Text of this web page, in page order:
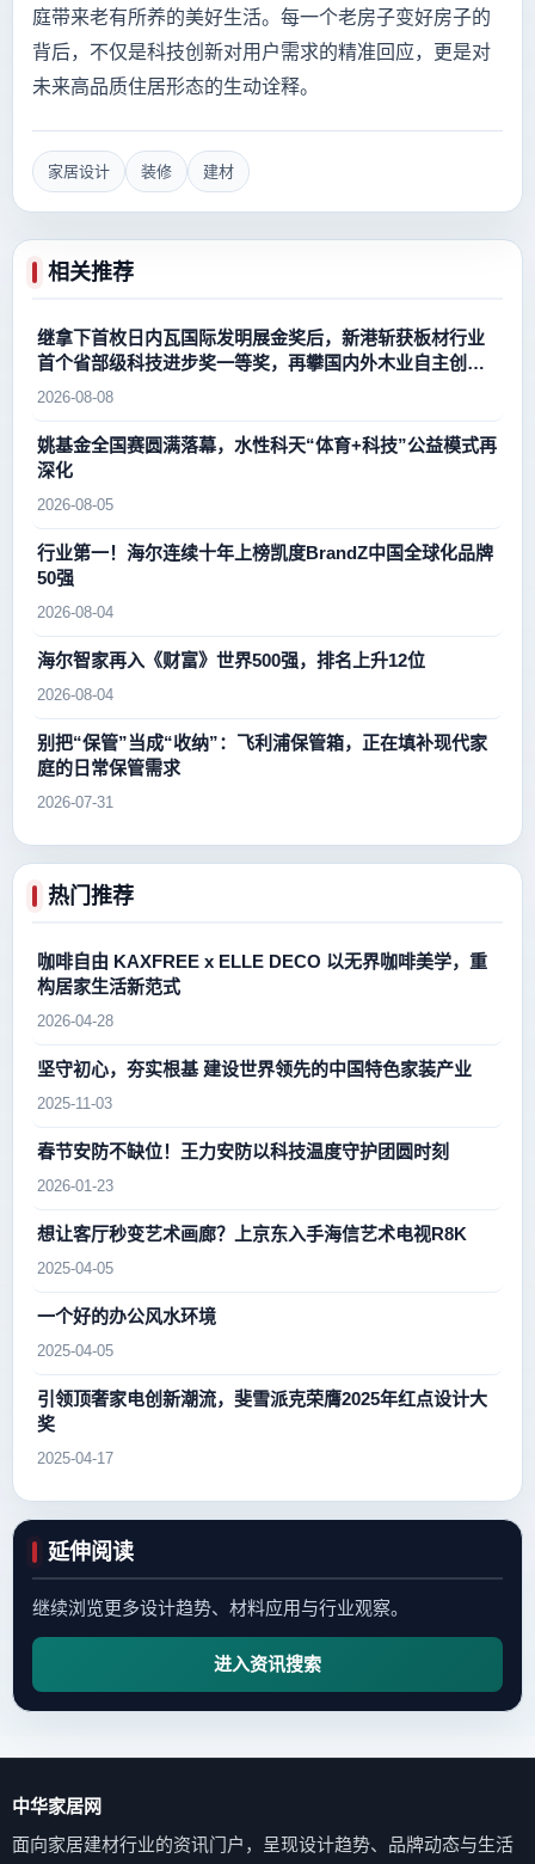
庭带来老有所养的美好生活。每一个老房子变好房子的
背后，不仅是科技创新对用户需求的精准回应，更是对
未来高品质住居形态的生动诠释。
家居设计 装修 建材
相关推荐
继拿下首枚日内瓦国际发明展金奖后，新港斩获板材行业
首个省部级科技进步奖一等奖，再攀国内外木业自主创新
新高峰
2026-08-08
姚基金全国赛圆满落幕，水性科天“体育+科技”公益模式再
深化
2026-08-05
行业第一！海尔连续十年上榜凯度BrandZ中国全球化品牌
50强
2026-08-04
海尔智家再入《财富》世界500强，排名上升12位
2026-08-04
别把“保管”当成“收纳”：飞利浦保管箱，正在填补现代家
庭的日常保管需求
2026-07-31
热门推荐
咖啡自由 KAXFREE x ELLE DECO 以无界咖啡美学，重
构居家生活新范式
2026-04-28
坚守初心，夯实根基 建设世界领先的中国特色家装产业
2025-11-03
春节安防不缺位！王力安防以科技温度守护团圆时刻
2026-01-23
想让客厅秒变艺术画廊？上京东入手海信艺术电视R8K
2025-04-05
一个好的办公风水环境
2025-04-05
引领顶奢家电创新潮流，斐雪派克荣膺2025年红点设计大
奖
2025-04-17
延伸阅读
继续浏览更多设计趋势、材料应用与行业观察。
进入资讯搜索
中华家居网
面向家居建材行业的资讯门户，呈现设计趋势、品牌动态与生活